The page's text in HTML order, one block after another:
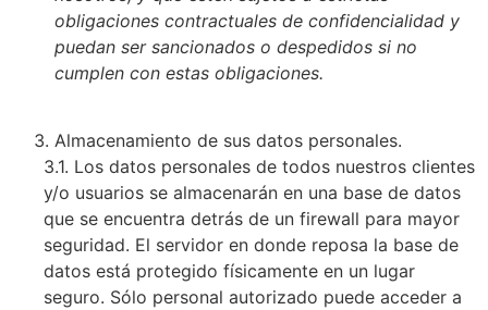
obligaciones contractuales de confidencialidad y
puedan ser sancionados o despedidos si no
cumplen con estas obligaciones.
Almacenamiento de sus datos personales.
3.1. Los datos personales de todos nuestros clientes
y/o usuarios se almacenarán en una base de datos
que se encuentra detrás de un firewall para mayor
seguridad. El servidor en donde reposa la base de
datos está protegido físicamente en un lugar
seguro. Sólo personal autorizado puede acceder a